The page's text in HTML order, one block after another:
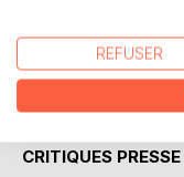
Shakespeare.
CRITIQUES PRESSE
REFUSER